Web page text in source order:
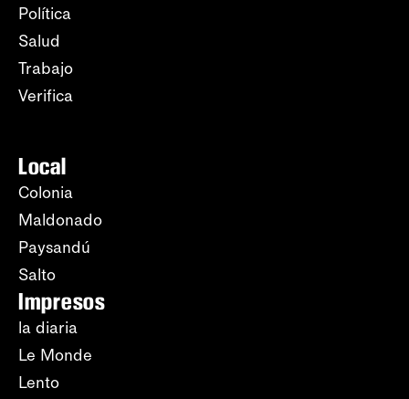
Política
Salud
Trabajo
Verifica
Local
Colonia
Maldonado
Paysandú
Salto
Impresos
la diaria
Le Monde
Lento